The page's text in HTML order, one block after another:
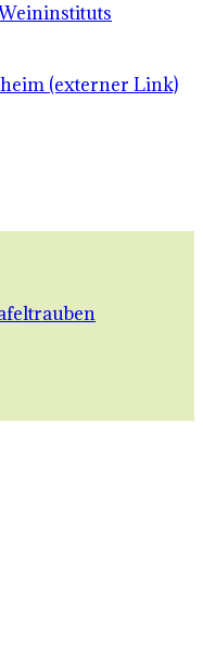
(externer Link)